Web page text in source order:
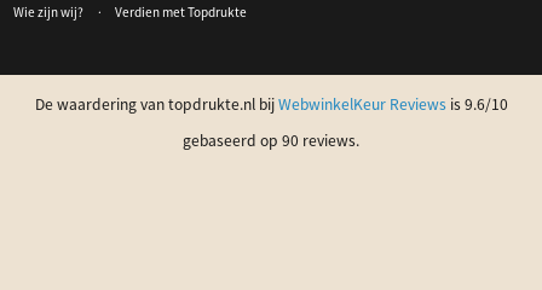
Wie zijn wij? Verdien met Topdrukte
De waardering van topdrukte.nl bijWebwinkelKeur Reviewsis 9.6/10
gebaseerd op 90 reviews.